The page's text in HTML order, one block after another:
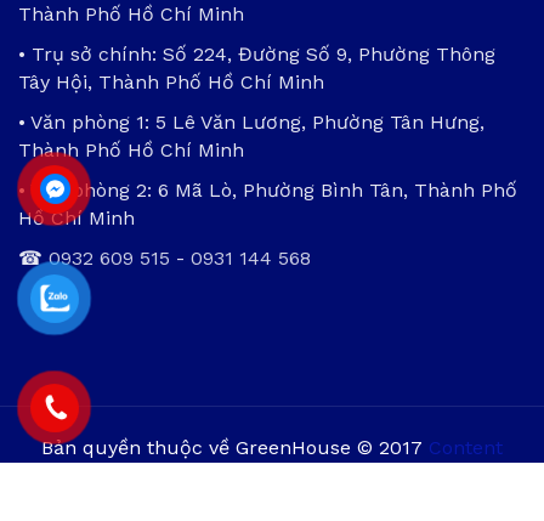
Thành Phố Hồ Chí Minh
• Trụ sở chính: Số 224, Đường Số 9, Phường Thông
Tây Hội, Thành Phố Hồ Chí Minh
• Văn phòng 1: 5 Lê Văn Lương, Phường Tân Hưng,
Thành Phố Hồ Chí Minh
• Văn phòng 2: 6 Mã Lò, Phường Bình Tân, Thành Phố
Hồ Chí Minh
☎0932 609 515 - 0931 144 568
Bản quyền thuộc về GreenHouse © 2017 Content